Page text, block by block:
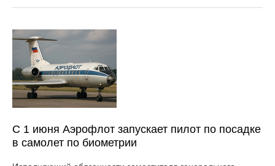
С 1 июня Аэрофлот запускает пилот по посадке
в самолет по биометрии